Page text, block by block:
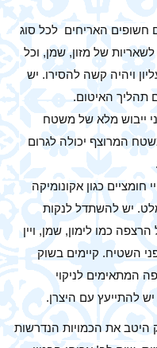
חשופים האריחים לכל סוג
של מזון, שמן, וכל
ויהיה קשה להסירו. יש
תהליך האיטום.
ייבוש מלא של משטח
המרוצף יכולה לגרום
חומציים כגון אקונומיקה
יש להשתדל לנקות
כמו לימון, שמן, ויין
השטיח. קיימים בשוק
המתאימים לניקוי
להתייעץ עם היצרן.
היטב את הכמויות הנדרשות